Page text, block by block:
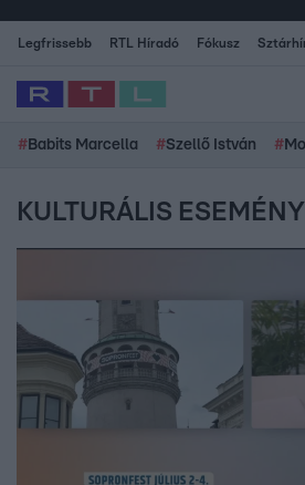
Legfrissebb RTL Híradó Fókusz
# Babits Marcella #Szellő István #
KULTURÁLIS ESEMÉNY